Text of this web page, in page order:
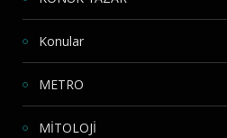
Konular
METRO
MİTOLOJİ